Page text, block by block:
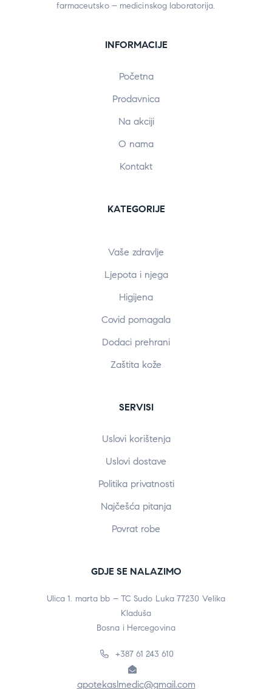
farmaceutsko – medicinskog laboratorija.
INFORMACIJE
Početna
Prodavnica
Na akciji
O nama
Kontakt
KATEGORIJE
Vaše zdravlje
Ljepota i njega
Higijena
Covid pomagala
Dodaci prehrani
Zaštita kože
SERVISI
Uslovi korištenja
Uslovi dostave
Politika privatnosti
Najčešća pitanja
Povrat robe
GDJE SE NALAZIMO
Ulica 1. marta bb – TC Sudo Luka 77230 Velika
Kladuša
Bosna i Hercegovina
+387 61 243 610
apotekaslmedic@gmail.com